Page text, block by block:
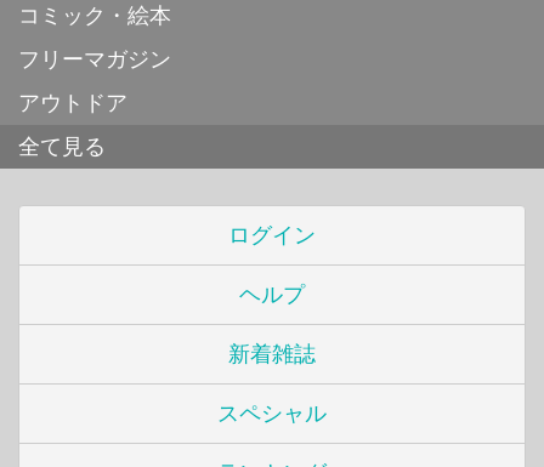
コミック・絵本
フリーマガジン
アウトドア
全て見る
ログイン
ヘルプ
新着雑誌
スペシャル